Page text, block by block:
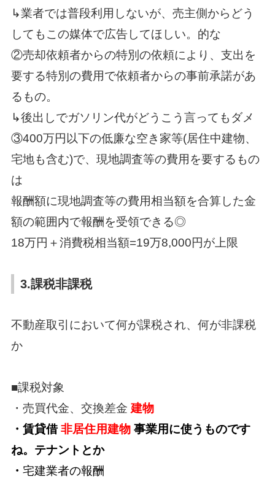
↳業者では普段利用しないが、売主側からどう
してもこの媒体で広告してほしい。的な
②売却依頼者からの特別の依頼により、支出を
要する特別の費用で依頼者からの事前承諾があ
るもの。
↳後出しでガソリン代がどうこう言ってもダメ
③400万円以下の低廉な空き家等(居住中建物、
宅地も含む)で、現地調査等の費用を要するもの
は
報酬額に現地調査等の費用相当額を合算した金
額の範囲内で報酬を受領できる◎
18万円＋消費税相当額=19万8,000円が上限
3.課税非課税
不動産取引において何が課税され、何が非課税
か
■課税対象
・売買代金、交換差金 建物
・賃貸借非居住用建物 事業用に使うものです
ね。テナントとか
・ 宅建業者の報酬